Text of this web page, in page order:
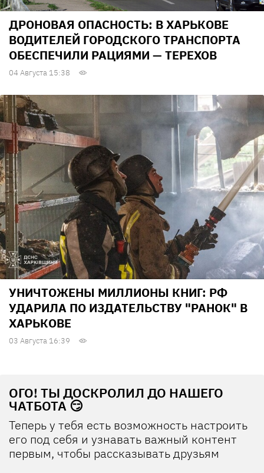
ДРОНОВАЯ ОПАСНОСТЬ: В ХАРЬКОВЕ
ВОДИТЕЛЕЙ ГОРОДСКОГО ТРАНСПОРТА
ОБЕСПЕЧИЛИ РАЦИЯМИ — ТЕРЕХОВ
04 Августа 15:38
УНИЧТОЖЕНЫ МИЛЛИОНЫ КНИГ: РФ
УДАРИЛА ПО ИЗДАТЕЛЬСТВУ "РАНОК" В
ХАРЬКОВЕ
03 Августа 16:39
ОГО! ТЫ ДОСКРОЛИЛ ДО НАШЕГО
ЧАТБОТА 😏
Теперь у тебя есть возможность настроить
его под себя и узнавать важный контент
первым, чтобы рассказывать друзьям